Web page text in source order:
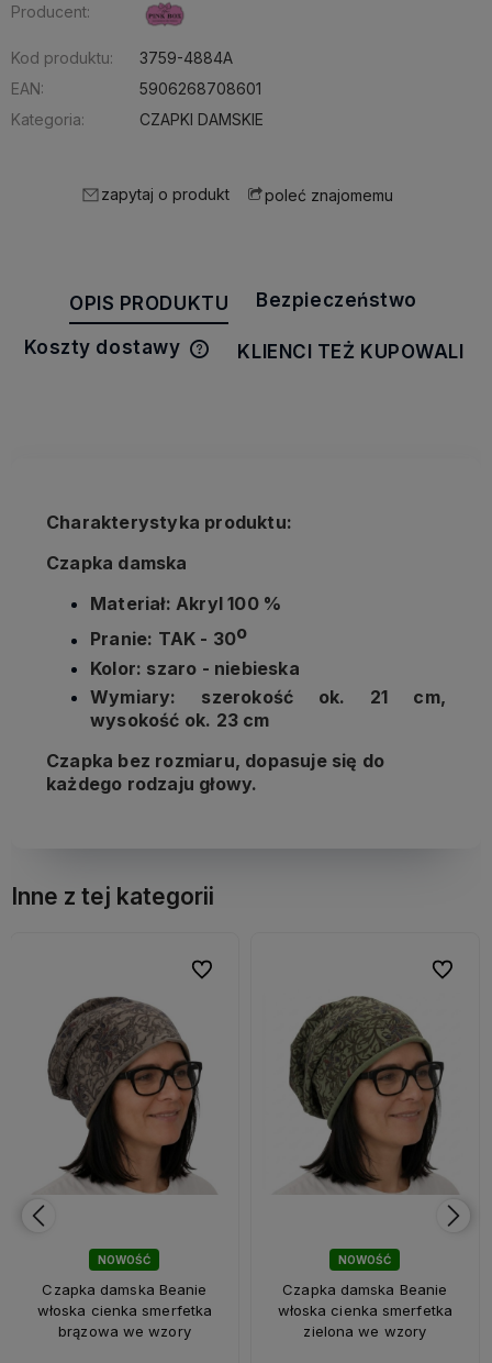
Producent:
Kod produktu:
3759-4884A
EAN:
5906268708601
Kategoria:
CZAPKI DAMSKIE
zapytaj o produkt poleć znajomemu
OPIS PRODUKTU Bezpieczeństwo
Koszty dostawy
Cena nie zawiera ewentualnych
KLIENCI TEŻ KUPOWALI
Charakterystyka produktu:
Czapka damska
Materiał: Akryl 100 %
Pranie: TAK - 30o
Kolor: szaro - niebieska
Wymiary: szerokość ok. 21 cm,
wysokość ok. 23 cm
Czapka bez rozmiaru, dopasuje się do
każdego rodzaju głowy.
Inne z tej kategorii
NOWOŚĆ
Czapka damska Beanie
włoska cienka smerfetka
brązowa we wzory
Do ulubionych
Do ulubionych
NOWOŚĆ
Czapka damska Beanie
włoska cienka smerfetka
zielona we wzory
Do
Do